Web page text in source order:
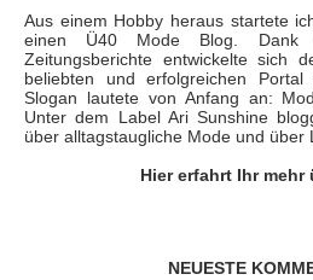
Aus einem Hobby heraus startete
einen Ü40 Mode Blog. Dank
Zeitungsberichte entwickelte sich
beliebten und erfolgreichen
Slogan lautete von Anfang an:
Unter dem Label Ari Sunshine
über alltagstaugliche Mode und über
Hier erfahrt Ihr mehr
NEUESTE